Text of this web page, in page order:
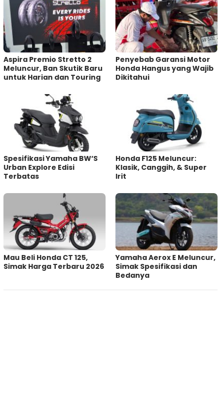
Aspira Premio Stretto 2
Meluncur, Ban Skutik Baru
untuk Harian dan Touring
Penyebab Garansi Motor
Honda Hangus yang Wajib
Dikitahui
Spesifikasi Yamaha BW’S
Urban Explore Edisi
Terbatas
Honda F125 Meluncur:
Klasik, Canggih, & Super
Irit
Mau Beli Honda CT 125,
Simak Harga Terbaru 2026
Yamaha Aerox E Meluncur,
Simak Spesifikasi dan
Bedanya